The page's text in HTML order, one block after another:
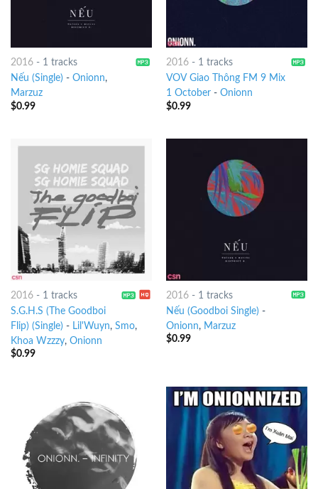
2016- 1 tracks
Nếu (Single) - Onionn,
Marzuz
$0.99
2016- 1 tracks
VOV Giao Thông FM 9 Mix
1 October- Onionn
$0.99
2016- 1 tracks
S.G.H.S (The Goodboi
Flip) (Single) - Lil'Wuyn, Smo,
Khoa Wzzzy, Onionn
$0.99
2016- 1 tracks
Nếu (Goodboi Single) -
Onionn, Marzuz
$0.99